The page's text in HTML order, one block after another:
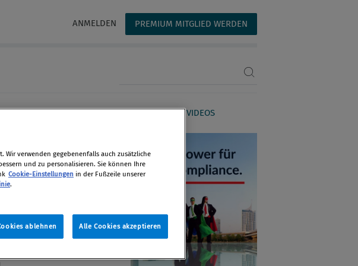
ANMELDEN PREMIUM MITGLIED WERDEN
THEMENSPECIALS MAGAZIN WEBINARE & VIDEOS
verwenden gegebenenfalls auch zusätzliche
und zu personalisieren. Sie können Ihre
Cookie-Einstellungen in der Fußzeile unserer
.
ablehnen Alle Cookies akzeptieren